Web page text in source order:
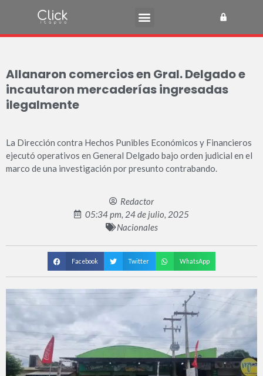
Allanaron comercios en Gral. Delgado e
incautaron mercaderías ingresadas
ilegalmente
La Dirección contra Hechos Punibles Económicos y Financieros
ejecutó operativos en General Delgado bajo orden judicial en el
marco de una investigación por presunto contrabando.
Redactor
05:34 pm, 24 de julio, 2025
Nacionales
Facebook Twitter WhatsApp